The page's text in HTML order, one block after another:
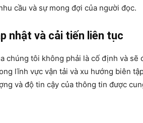
cầu và sự mong đợi của người đọc.
nhật và cải tiến liên tục
chúng tôi không phải là cố định và sẽ
lĩnh vực vận tải và xu hướng biên
và độ tin cậy của thông tin được